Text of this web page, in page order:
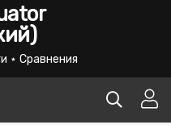
⋆ Сравнения